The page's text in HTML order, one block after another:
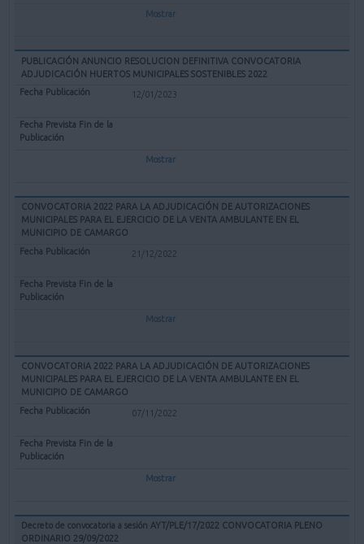
Mostrar
PUBLICACIÓN ANUNCIO RESOLUCION DEFINITIVA CONVOCATORIA
ADJUDICACIÓN HUERTOS MUNICIPALES SOSTENIBLES 2022
12/01/2023
Mostrar
CONVOCATORIA 2022 PARA LA ADJUDICACIÓN DE AUTORIZACIONES
MUNICIPALES PARA EL EJERCICIO DE LA VENTA AMBULANTE EN EL
MUNICIPIO DE CAMARGO
21/12/2022
Mostrar
CONVOCATORIA 2022 PARA LA ADJUDICACIÓN DE AUTORIZACIONES
MUNICIPALES PARA EL EJERCICIO DE LA VENTA AMBULANTE EN EL
MUNICIPIO DE CAMARGO
07/11/2022
Mostrar
Decreto de convocatoria a sesión AYT/PLE/17/2022 CONVOCATORIA PLENO
ORDINARIO 29/09/2022